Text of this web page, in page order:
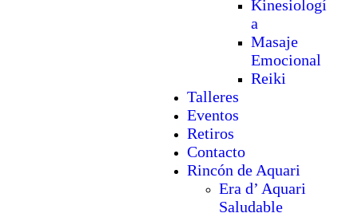
Kinesiologí
a
Masaje
Emocional
Reiki
Talleres
Eventos
Retiros
Contacto
Rincón de Aquari
Era d’ Aquari
Saludable